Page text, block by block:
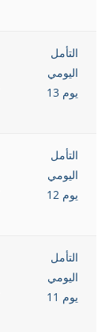
التأمل
اليومي
يوم 13
التأمل
اليومي
يوم 12
التأمل
اليومي
يوم 11